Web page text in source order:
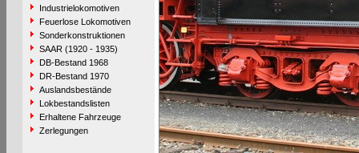
Industrielokomotiven
Feuerlose Lokomotiven
Sonderkonstruktionen
SAAR (1920 - 1935)
DB-Bestand 1968
DR-Bestand 1970
Auslandsbestände
Lokbestandslisten
Erhaltene Fahrzeuge
Zerlegungen